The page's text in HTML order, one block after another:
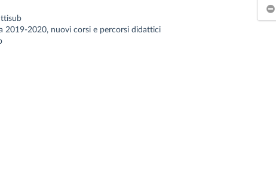
2019-2020, nuovi corsi e percorsi didattici